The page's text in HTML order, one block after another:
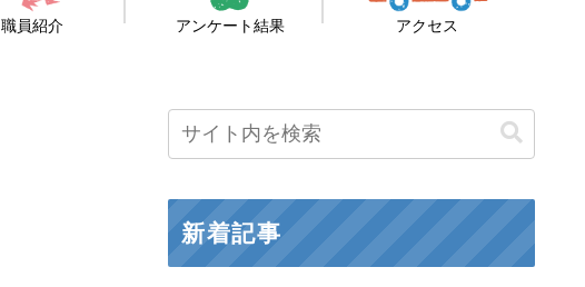
職員紹介 アンケート結果 アクセス
新着記事